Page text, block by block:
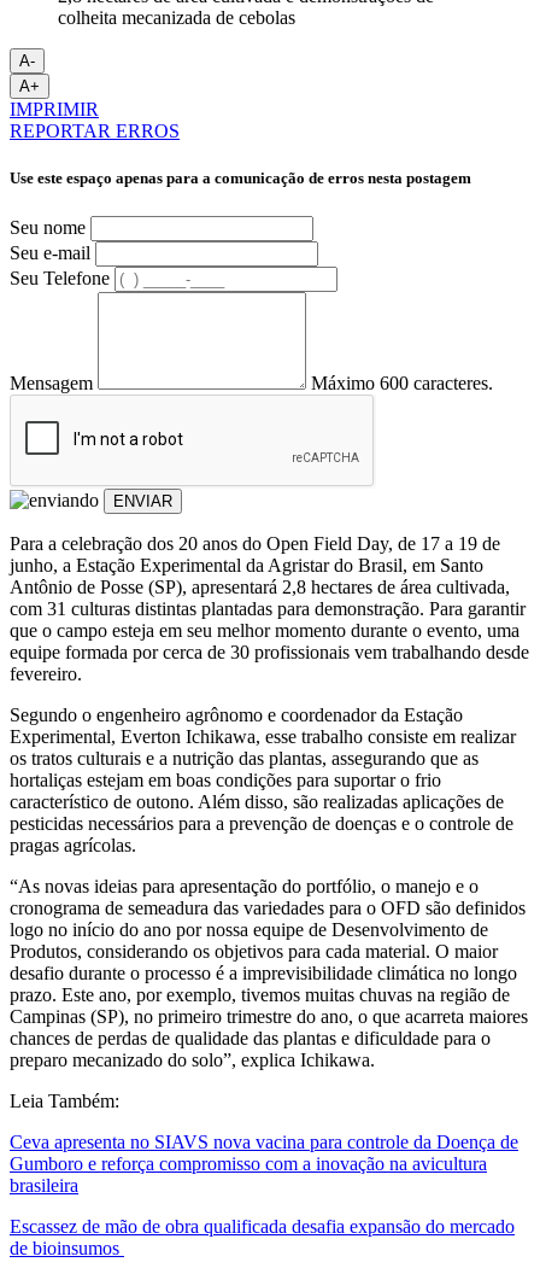
A-
A+
IMPRIMIR
REPORTAR ERROS
Use este espaço apenas para a comunicação de erros nesta postagem
Seu nome
Seu e-mail
Seu Telefone
Mensagem Máximo 600 caracteres.
ENVIAR
Para a celebração dos 20 anos do Open Field Day, de 17 a 19 de
junho, a Estação Experimental da Agristar do Brasil, em Santo
Antônio de Posse (SP), apresentará 2,8 hectares de área cultivada,
com 31 culturas distintas plantadas para demonstração. Para garantir
que o campo esteja em seu melhor momento durante o evento, uma
equipe formada por cerca de 30 profissionais vem trabalhando desde
fevereiro.
Segundo o engenheiro agrônomo e coordenador da Estação
Experimental, Everton Ichikawa, esse trabalho consiste em realizar
os tratos culturais e a nutrição das plantas, assegurando que as
hortaliças estejam em boas condições para suportar o frio
característico de outono. Além disso, são realizadas aplicações de
pesticidas necessários para a prevenção de doenças e o controle de
pragas agrícolas.
“As novas ideias para apresentação do portfólio, o manejo e o
cronograma de semeadura das variedades para o OFD são definidos
logo no início do ano por nossa equipe de Desenvolvimento de
Produtos, considerando os objetivos para cada material. O maior
desafio durante o processo é a imprevisibilidade climática no longo
prazo. Este ano, por exemplo, tivemos muitas chuvas na região de
Campinas (SP), no primeiro trimestre do ano, o que acarreta maiores
chances de perdas de qualidade das plantas e dificuldade para o
preparo mecanizado do solo”, explica Ichikawa.
Leia Também:
Ceva apresenta no SIAVS nova vacina para controle da Doença de
Gumboro e reforça compromisso com a inovação na avicultura
brasileira
Escassez de mão de obra qualificada desafia expansão do mercado
de bioinsumos